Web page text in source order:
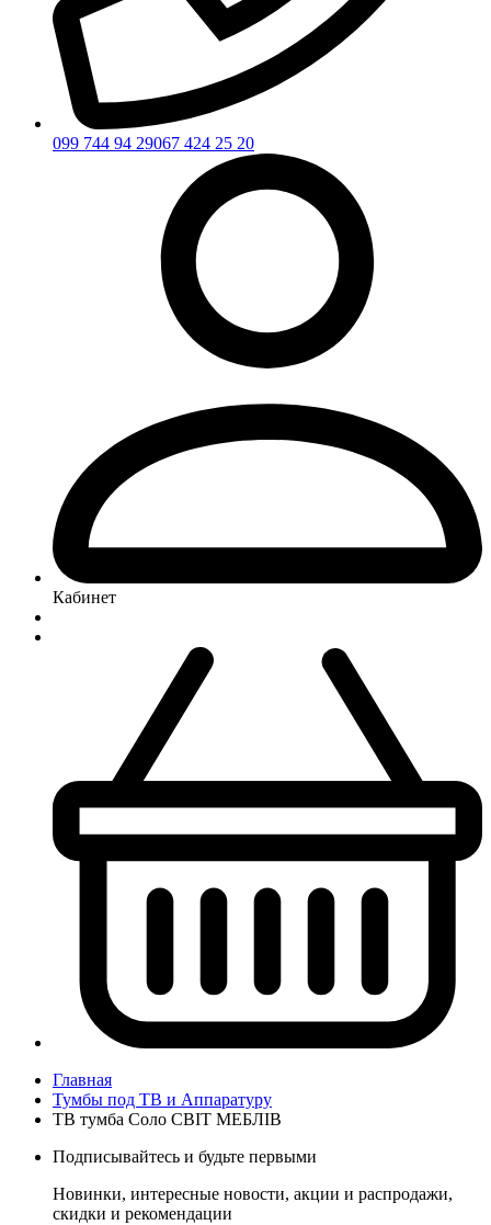
099 744 94 29067 424 25 20
Кабинет
Главная
Тумбы под ТВ и Аппаратуру
ТВ тумба Соло СВІТ МЕБЛІВ
Подписывайтесь и будьте первыми
Новинки, интересные новости, акции и распродажи,
скидки и рекомендации